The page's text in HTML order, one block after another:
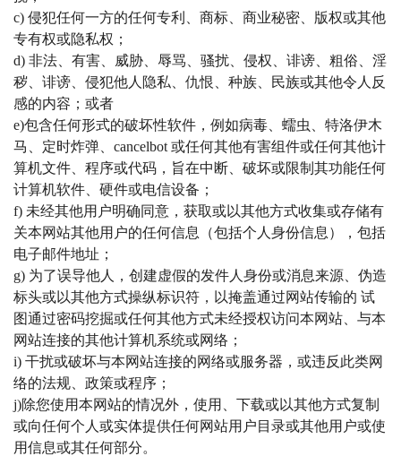
c) 侵犯任何一方的任何专利、商标、商业秘密、版权或其他
专有权或隐私权；
d) 非法、有害、威胁、辱骂、骚扰、侵权、诽谤、粗俗、淫
秽、诽谤、侵犯他人隐私、仇恨、种族、民族或其他令人反
感的内容； 或者
e)包含任何形式的破坏性软件，例如病毒、蠕虫、特洛伊木
马、定时炸弹、cancelbot 或任何其他有害组件或任何其他计
算机文件、程序或代码，旨在中断、破坏或限制其功能任何
计算机软件、硬件或电信设备；
f) 未经其他用户明确同意，获取或以其他方式收集或存储有
关本网站其他用户的任何信息（包括个人身份信息），包括
电子邮件地址；
g) 为了误导他人，创建虚假的发件人身份或消息来源、伪造
标头或以其他方式操纵标识符，以掩盖通过网站传输的 试
图通过密码挖掘或任何其他方式未经授权访问本网站、与本
网站连接的其他计算机系统或网络；
i) 干扰或破坏与本网站连接的网络或服务器，或违反此类网
络的法规、政策或程序；
j)除您使用本网站的情况外，使用、下载或以其他方式复制
或向任何个人或实体提供任何网站用户目录或其他用户或使
用信息或其任何部分。